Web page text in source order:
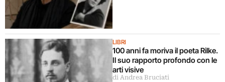
LIBRI
100 anni fa moriva il poeta Rilke.
Il suo rapporto profondo con le
arti visive
di Andrea Bruciati